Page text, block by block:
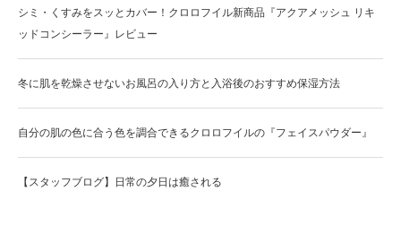
シミ・くすみをスッとカバー！クロロフイル新商品『アクアメッシュ リキ
ッドコンシーラー』レビュー
冬に肌を乾燥させないお風呂の入り方と入浴後のおすすめ保湿方法
自分の肌の色に合う色を調合できるクロロフイルの『フェイスパウダー』
【スタッフブログ】日常の夕日は癒される